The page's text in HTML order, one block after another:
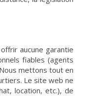
aucune garantie
fiables (agents
mettons tout en
Le site web ne
location, etc.), de